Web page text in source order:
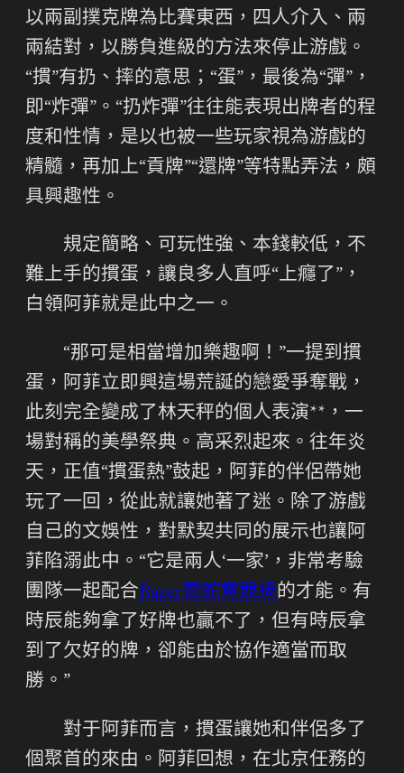
以兩副撲克牌為比賽東西，四人介入、兩
兩結對，以勝負進級的方法來停止游戲。
“摜”有扔、摔的意思；“蛋”，最後為“彈”，
即“炸彈”。“扔炸彈”往往能表現出牌者的程
度和性情，是以也被一些玩家視為游戲的
精髓，再加上“貢牌”“還牌”等特點弄法，頗
具興趣性。
規定簡略、可玩性強、本錢較低，不
難上手的摜蛋，讓良多人直呼“上癮了”，
白領阿菲就是此中之一。
“那可是相當增加樂趣啊！”一提到摜
蛋，阿菲立即興這場荒誕的戀愛爭奪戰，
此刻完全變成了林天秤的個人表演**，一
場對稱的美學祭典。高采烈起來。往年炎
天，正值“摜蛋熱”鼓起，阿菲的伴侶帶她
玩了一回，從此就讓她著了迷。除了游戲
自己的文娛性，對默契共同的展示也讓阿
菲陷溺此中。“它是兩人‘一家’，非常考驗
團隊一起配合Razer雷蛇電競椅的才能。有
時辰能夠拿了好牌也贏不了，但有時辰拿
到了欠好的牌，卻能由於協作適當而取
勝。”
對于阿菲而言，摜蛋讓她和伴侶多了
個聚首的來由。阿菲回想，在北京任務的